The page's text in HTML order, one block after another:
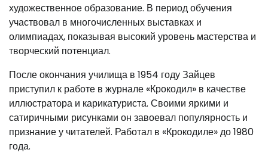
художественное образование. В период обучения
участвовал в многочисленных выставках и
олимпиадах, показывая высокий уровень мастерства и
творческий потенциал.
После окончания училища в 1954 году Зайцев
приступил к работе в журнале «Крокодил» в качестве
иллюстратора и карикатуриста. Своими яркими и
сатиричными рисунками он завоевал популярность и
признание у читателей. Работал в «Крокодиле» до 1980
года.